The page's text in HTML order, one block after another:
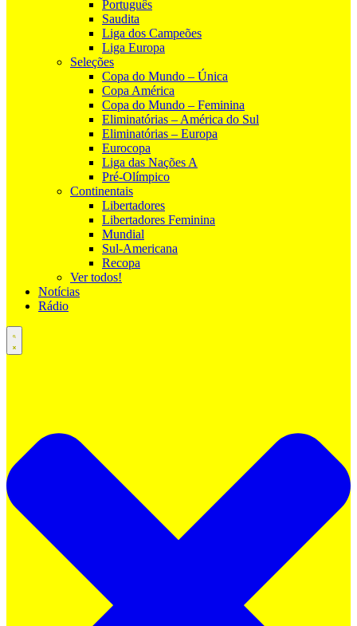
Português
Saudita
Liga dos Campeões
Liga Europa
Seleções
Copa do Mundo – Única
Copa América
Copa do Mundo – Feminina
Eliminatórias – América do Sul
Eliminatórias – Europa
Eurocopa
Liga das Nações A
Pré-Olímpico
Continentais
Libertadores
Libertadores Feminina
Mundial
Sul-Americana
Recopa
Ver todos!
Notícias
Rádio